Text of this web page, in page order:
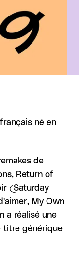
né en
de
Return of
(Saturday
My Own
a réalisé une
titre générique